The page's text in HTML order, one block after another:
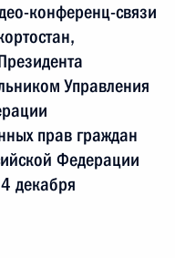
конференц-связи
Управления
прав граждан
Федерации
декабря